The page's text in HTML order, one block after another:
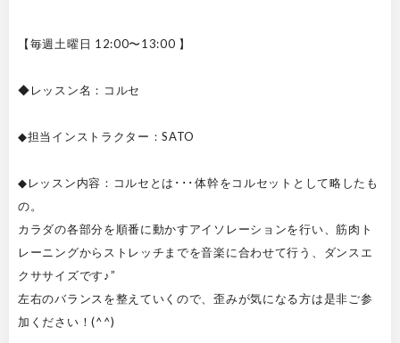
【毎週土曜日 12:00〜13:00 】
◆レッスン名：コルセ
◆担当インストラクター：SATO
◆レッスン内容：コルセとは･･･体幹をコルセットとして略したも
の。
カラダの各部分を順番に動かすアイソレーションを行い、筋肉ト
レーニングからストレッチまでを音楽に合わせて行う、ダンスエ
クササイズです♪”
左右のバランスを整えていくので、歪みが気になる方は是非ご参
加ください！(^^)